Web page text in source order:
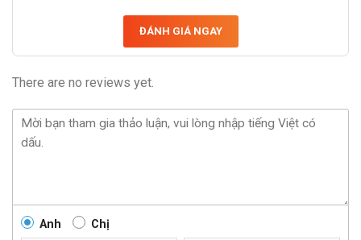
ĐÁNH GIÁ NGAY
There are no reviews yet.
Anh Chị